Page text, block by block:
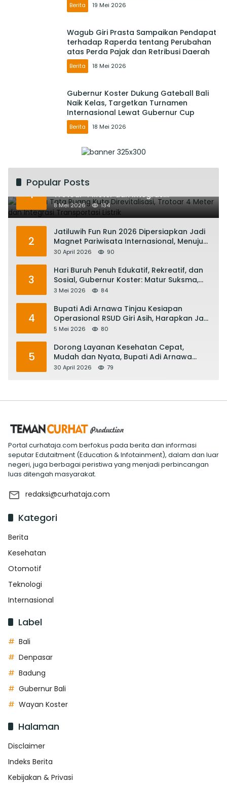
Berita 19 Mei 2026
Wagub Giri Prasta Sampaikan Pendapat
terhadap Raperda tentang Perubahan
atas Perda Pajak dan Retribusi Daerah
Berita 18 Mei 2026
Gubernur Koster Dukung Gateball Bali
Naik Kelas, Targetkan Turnamen
Internasional Lewat Gubernur Cup
Berita 18 Mei 2026
Popular Posts
1
Rencana Tata Ruang Kuta Direvitalisasi,
Trotoar 4 Meter dan Integrasi
Transportasi Listrik
8 Mei 2026 134
2
Jatiluwih Fun Run 2026 Dipersiapkan Jadi
Magnet Pariwisata Internasional, Menuju
Satu Abad Pariwisata Bali
30 April 2026 90
3
Hari Buruh Penuh Edukatif, Rekreatif, dan
Sosial, Gubernur Koster: Matur Suksma,
Keringat Pekerja Mesin Ekonomi Bali
3 Mei 2026 84
4
Bupati Adi Arnawa Tinjau Kesiapan
Operasional RSUD Giri Asih, Harapkan Jadi
RS Rujukan Terbaik
5 Mei 2026 80
5
Dorong Layanan Kesehatan Cepat,
Mudah dan Nyata, Bupati Adi Arnawa
Evaluasi ‘Mantap Nak Badung’
30 April 2026 79
Portal curhataja.com berfokus pada berita dan informasi
seputar Edutaitment (Education & Infotainment), dalam dan luar
negeri, juga berbagai peristiwa yang menjadi perbincangan
luas ditengah masyarakat.
redaksi@curhataja.com
Kategori
Berita
Kesehatan
Otomotif
Teknologi
Internasional
Label
Bali
Denpasar
Badung
Gubernur Bali
Wayan Koster
Halaman
Disclaimer
Indeks Berita
Kebijakan & Privasi